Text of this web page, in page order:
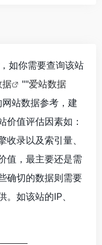
如你需要查询该站
据 ""爱站数据
站数据参考，建
价值评估因素如：
录以及索引量、
值，最主要还是需
确切的数据则需要
如该站的IP、